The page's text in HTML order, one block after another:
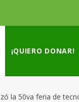
¡QUIERO DONAR!
la 50va feria de